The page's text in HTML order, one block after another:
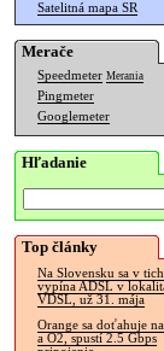
Satelitná mapa SR
Merače
Speedmeter Merania
Pingmeter
Googlemeter
Hľadanie
Top články
Na Slovensku sa v
vypína ADSL v
VDSL, už 31. mája
Orange sa doťahuje
a O2, spustí 2.5 Gbps